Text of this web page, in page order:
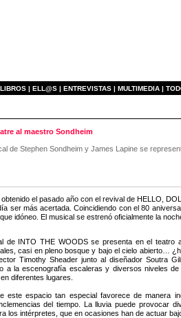
| ELL@S | ENTREVISTAS | MULTIMEDIA |
al maestro Sondheim
de Stephen Sondheim y James Lapine se
el pasado año con el revival de HELLO,
ser más acertada. Coincidiendo con el 80
idóneo. El musical se estrenó oficialmente la
de INTO THE WOODS se presenta en el teatro
casi en pleno bosque y bajo el cielo abierto…
Timothy Sheader junto al diseñador Soutra
a la escenografía escaleras y diversos niveles
diferentes lugares.
este espacio tan especial favorece de manera
del tiempo. La lluvia puede provocar
los intérpretes, que en ocasiones han de actuar